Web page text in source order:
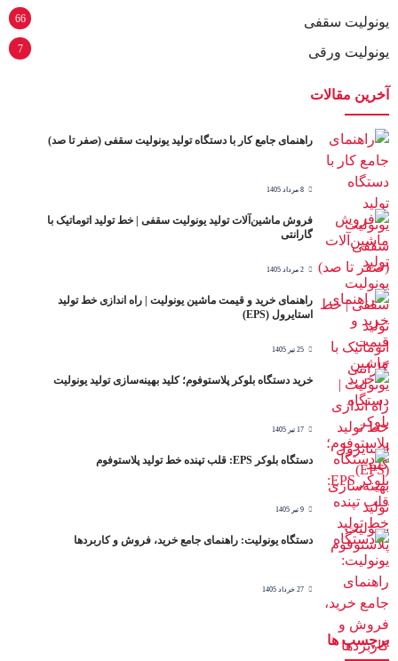
یونولیت سقفی 66
یونولیت ورقی 7
آخرین مقالات
راهنمای جامع کار با دستگاه تولید یونولیت سقفی (صفر تا صد)
8 مرداد 1405
فروش ماشین‌آلات تولید یونولیت سقفی | خط تولید اتوماتیک با
گارانتی
2 مرداد 1405
راهنمای خرید و قیمت ماشین یونولیت | راه اندازی خط تولید
استایرول (EPS)
25 تیر 1405
خرید دستگاه بلوکر پلاستوفوم؛ کلید بهینه‌سازی تولید یونولیت
17 تیر 1405
دستگاه بلوکر EPS: قلب تپنده خط تولید پلاستوفوم
9 تیر 1405
دستگاه یونولیت: راهنمای جامع خرید، فروش و کاربردها
27 خرداد 1405
برچسب ها